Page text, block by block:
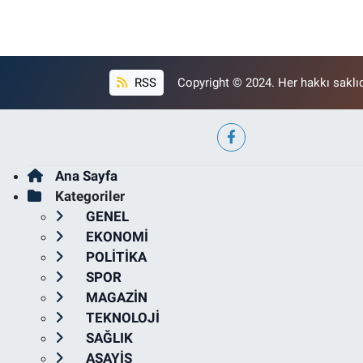
RSS Copyright © 2024. Her hakkı
Ana Sayfa
Kategoriler
GENEL
EKONOMİ
POLİTİKA
SPOR
MAGAZİN
TEKNOLOJİ
SAĞLIK
ASAYİŞ